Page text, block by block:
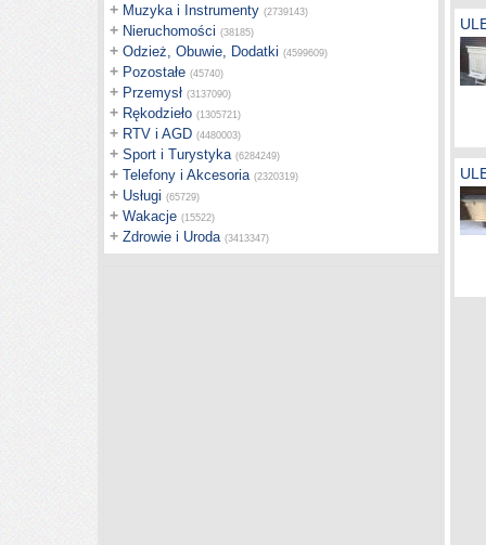
+ Muzyka i Instrumenty (2739143)
+ Nieruchomości (38185)
+ Odzież, Obuwie, Dodatki (4599609)
+ Pozostałe (45740)
+ Przemysł (3137090)
+ Rękodzieło (1305721)
+ RTV i AGD (4480003)
+ Sport i Turystyka (6284249)
+ Telefony i Akcesoria (2320319)
+ Usługi (65729)
+ Wakacje (15522)
+ Zdrowie i Uroda (3413347)